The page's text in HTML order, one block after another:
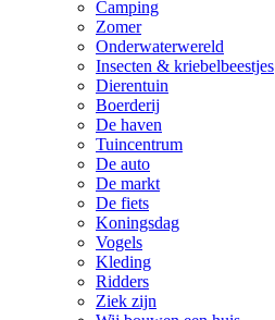
Camping
Zomer
Onderwaterwereld
Insecten & kriebelbeestjes
Dierentuin
Boerderij
De haven
Tuincentrum
De auto
De markt
De fiets
Koningsdag
Vogels
Kleding
Ridders
Ziek zijn